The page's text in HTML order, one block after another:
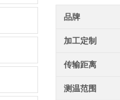
品牌
加工定制
传输距离
测温范围